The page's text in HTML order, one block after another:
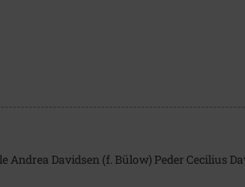
Andrea Davidsen (f. Bülow) Peder Cecilius